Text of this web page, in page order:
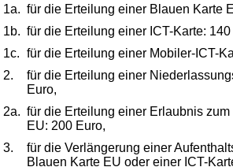
1a. für die Erteilung einer Blauen Karte
1b. für die Erteilung einer ICT-Karte: 140
1c. für die Erteilung einer Mobiler-ICT-
2.
für die Erteilung einer
Euro,
2a. für die Erteilung einer Erlaubnis
EU: 200 Euro,
3.
für die Verlängerung einer
Blauen Karte EU oder einer ICT-